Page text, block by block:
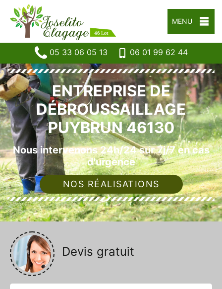
MENU
05 33 06 05 13 06 01 99 62 44
ENTREPRISE DE
DÉBROUSSAILLAGE
PUYBRUN 46130
Nous intervenons 24h/24 sur 7j/7 en cas
d'urgence
NOS RÉALISATIONS
Devis gratuit